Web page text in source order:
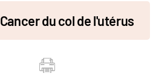
Cancer du col de l'utérus